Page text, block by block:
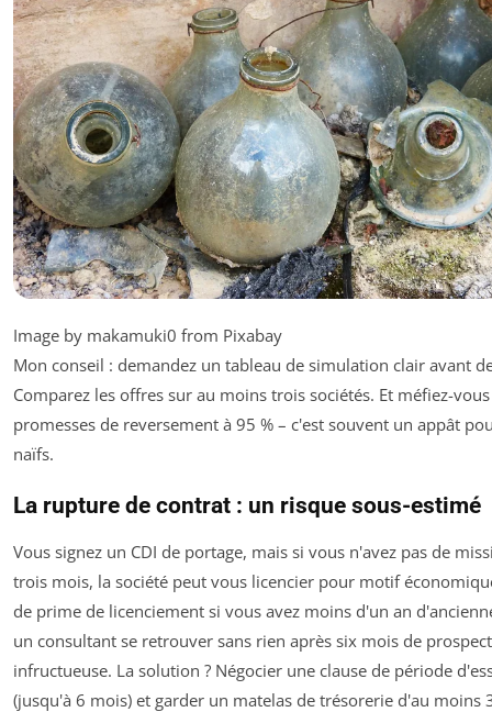
Image by makamuki0 from Pixabay
Mon conseil : demandez un tableau de simulation clair avant
Comparez les offres sur au moins trois sociétés. Et méfiez-
promesses de reversement à 95 % – c'est souvent un appât
naïfs.
La rupture de contrat : un risque sous-estimé
Vous signez un CDI de portage, mais si vous n'avez pas de
trois mois, la société peut vous licencier pour motif
de prime de licenciement si vous avez moins d'un an
un consultant se retrouver sans rien après six mois de
infructueuse. La solution ? Négocier une clause de période
(jusqu'à 6 mois) et garder un matelas de trésorerie d'au moins